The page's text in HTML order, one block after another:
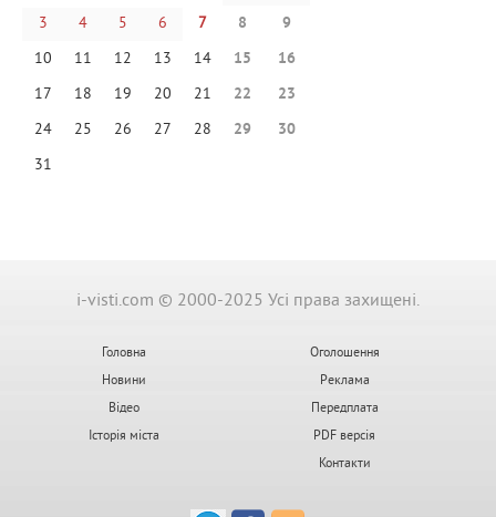
3
4 5 6 7 8
9
10
11 12 13 14 15
16
17
18 19 20 21 22
23
24
25 26 27 28 29
30
31
i-visti.com © 2000-2025 Усі права захищені.
Головна
Новини
Відео
Історія міста
Оголошення
Реклама
Передплата
PDF версія
Контакти